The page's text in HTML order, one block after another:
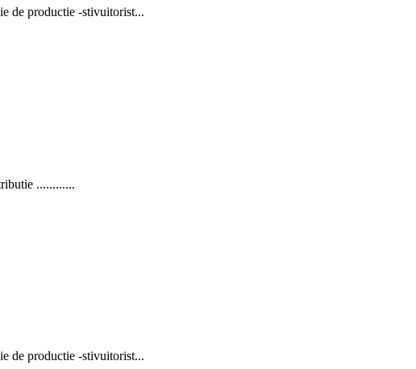
de productie -stivuitorist...
............
de productie -stivuitorist...